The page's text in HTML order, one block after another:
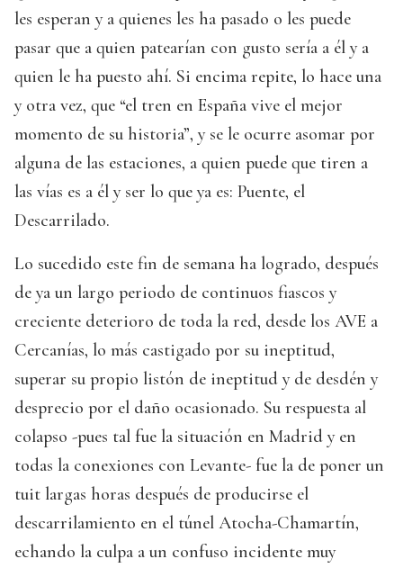
les esperan y a quienes les ha pasado o les puede
pasar que a quien patearían con gusto sería a él y a
quien le ha puesto ahí. Si encima repite, lo hace una
y otra vez, que “el tren en España vive el mejor
momento de su historia”, y se le ocurre asomar por
alguna de las estaciones, a quien puede que tiren a
las vías es a él y ser lo que ya es: Puente, el
Descarrilado.
Lo sucedido este fin de semana ha logrado, después
de ya un largo periodo de continuos fiascos y
creciente deterioro de toda la red, desde los AVE a
Cercanías, lo más castigado por su ineptitud,
superar su propio listón de ineptitud y de desdén y
desprecio por el daño ocasionado. Su respuesta al
colapso -pues tal fue la situación en Madrid y en
todas la conexiones con Levante- fue la de poner un
tuit largas horas después de producirse el
descarrilamiento en el túnel Atocha-Chamartín,
echando la culpa a un confuso incidente muy